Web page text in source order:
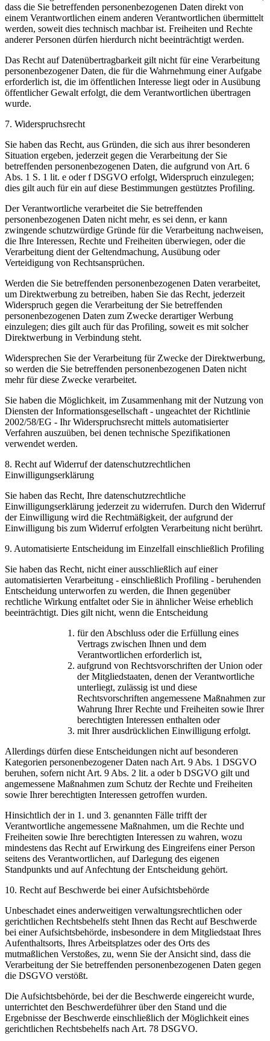
dass die Sie betreffenden personenbezogenen Daten direkt von
einem Verantwortlichen einem anderen Verantwortlichen übermittelt
werden, soweit dies technisch machbar ist. Freiheiten und Rechte
anderer Personen dürfen hierdurch nicht beeinträchtigt werden.
Das Recht auf Datenübertragbarkeit gilt nicht für eine Verarbeitung
personenbezogener Daten, die für die Wahrnehmung einer Aufgabe
erforderlich ist, die im öffentlichen Interesse liegt oder in Ausübung
öffentlicher Gewalt erfolgt, die dem Verantwortlichen übertragen
wurde.
7. Widerspruchsrecht
Sie haben das Recht, aus Gründen, die sich aus ihrer besonderen
Situation ergeben, jederzeit gegen die Verarbeitung der Sie
betreffenden personenbezogenen Daten, die aufgrund von Art. 6
Abs. 1 S. 1 lit. e oder f DSGVO erfolgt, Widerspruch einzulegen;
dies gilt auch für ein auf diese Bestimmungen gestütztes Profiling.
Der Verantwortliche verarbeitet die Sie betreffenden
personenbezogenen Daten nicht mehr, es sei denn, er kann
zwingende schutzwürdige Gründe für die Verarbeitung nachweisen,
die Ihre Interessen, Rechte und Freiheiten überwiegen, oder die
Verarbeitung dient der Geltendmachung, Ausübung oder
Verteidigung von Rechtsansprüchen.
Werden die Sie betreffenden personenbezogenen Daten verarbeitet,
um Direktwerbung zu betreiben, haben Sie das Recht, jederzeit
Widerspruch gegen die Verarbeitung der Sie betreffenden
personenbezogenen Daten zum Zwecke derartiger Werbung
einzulegen; dies gilt auch für das Profiling, soweit es mit solcher
Direktwerbung in Verbindung steht.
Widersprechen Sie der Verarbeitung für Zwecke der Direktwerbung,
so werden die Sie betreffenden personenbezogenen Daten nicht
mehr für diese Zwecke verarbeitet.
Sie haben die Möglichkeit, im Zusammenhang mit der Nutzung von
Diensten der Informationsgesellschaft - ungeachtet der Richtlinie
2002/58/EG - Ihr Widerspruchsrecht mittels automatisierter
Verfahren auszuüben, bei denen technische Spezifikationen
verwendet werden.
8. Recht auf Widerruf der datenschutzrechtlichen
Einwilligungserklärung
Sie haben das Recht, Ihre datenschutzrechtliche
Einwilligungserklärung jederzeit zu widerrufen. Durch den Widerruf
der Einwilligung wird die Rechtmäßigkeit, der aufgrund der
Einwilligung bis zum Widerruf erfolgten Verarbeitung nicht berührt.
9. Automatisierte Entscheidung im Einzelfall einschließlich Profiling
Sie haben das Recht, nicht einer ausschließlich auf einer
automatisierten Verarbeitung - einschließlich Profiling - beruhenden
Entscheidung unterworfen zu werden, die Ihnen gegenüber
rechtliche Wirkung entfaltet oder Sie in ähnlicher Weise erheblich
beeinträchtigt. Dies gilt nicht, wenn die Entscheidung
für den Abschluss oder die Erfüllung eines
Vertrags zwischen Ihnen und dem
Verantwortlichen erforderlich ist,
aufgrund von Rechtsvorschriften der Union oder
der Mitgliedstaaten, denen der Verantwortliche
unterliegt, zulässig ist und diese
Rechtsvorschriften angemessene Maßnahmen zur
Wahrung Ihrer Rechte und Freiheiten sowie Ihrer
berechtigten Interessen enthalten oder
mit Ihrer ausdrücklichen Einwilligung erfolgt.
Allerdings dürfen diese Entscheidungen nicht auf besonderen
Kategorien personenbezogener Daten nach Art. 9 Abs. 1 DSGVO
beruhen, sofern nicht Art. 9 Abs. 2 lit. a oder b DSGVO gilt und
angemessene Maßnahmen zum Schutz der Rechte und Freiheiten
sowie Ihrer berechtigten Interessen getroffen wurden.
Hinsichtlich der in 1. und 3. genannten Fälle trifft der
Verantwortliche angemessene Maßnahmen, um die Rechte und
Freiheiten sowie Ihre berechtigten Interessen zu wahren, wozu
mindestens das Recht auf Erwirkung des Eingreifens einer Person
seitens des Verantwortlichen, auf Darlegung des eigenen
Standpunkts und auf Anfechtung der Entscheidung gehört.
10. Recht auf Beschwerde bei einer Aufsichtsbehörde
Unbeschadet eines anderweitigen verwaltungsrechtlichen oder
gerichtlichen Rechtsbehelfs steht Ihnen das Recht auf Beschwerde
bei einer Aufsichtsbehörde, insbesondere in dem Mitgliedstaat Ihres
Aufenthaltsorts, Ihres Arbeitsplatzes oder des Orts des
mutmaßlichen Verstoßes, zu, wenn Sie der Ansicht sind, dass die
Verarbeitung der Sie betreffenden personenbezogenen Daten gegen
die DSGVO verstößt.
Die Aufsichtsbehörde, bei der die Beschwerde eingereicht wurde,
unterrichtet den Beschwerdeführer über den Stand und die
Ergebnisse der Beschwerde einschließlich der Möglichkeit eines
gerichtlichen Rechtsbehelfs nach Art. 78 DSGVO.